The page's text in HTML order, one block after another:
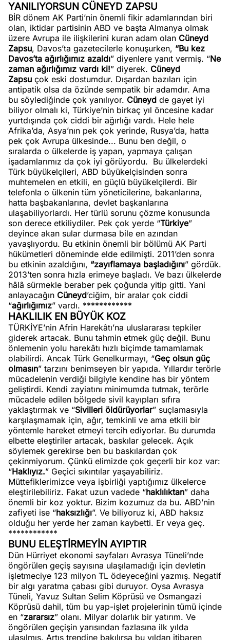
YANILIYORSUN CÜNEYD ZAPSU
BİR dönem AK Parti’nin önemli fikir adamlarından biri
olan, iktidar partisinin ABD ve başta Almanya olmak
üzere Avrupa ile ilişkilerini kuran adam olan Cüneyd
Zapsu, Davos’ta gazetecilerle konuşurken, “Bu kez
Davos’ta ağırlığımız azaldı” diyenlere yanıt vermiş. “Ne
zaman ağırlığımız vardı ki!” diyerek. Cüneyd
Zapsu çok eski dostumdur. Dışardan bazıları için
antipatik olsa da özünde sempatik bir adamdır. Ama
bu söylediğinde çok yanılıyor. Cüneyd de gayet iyi
biliyor olmalı ki, Türkiye’nin birkaç yıl öncesine kadar
yurtdışında çok ciddi bir ağırlığı vardı. Hele hele
Afrika’da, Asya’nın pek çok yerinde, Rusya’da, hatta
pek çok Avrupa ülkesinde... Bunu ben değil, o
sıralarda o ülkelerde iş yapan, yapmaya çalışan
işadamlarımız da çok iyi görüyordu. Bu ülkelerdeki
Türk büyükelçileri, ABD büyükelçisinden sonra
muhtemelen en etkili, en güçlü büyükelçilerdi. Bir
telefonla o ülkenin tüm yöneticilerine, bakanlarına,
hatta başbakanlarına, devlet başkanlarına
ulaşabiliyorlardı. Her türlü sorunu çözme konusunda
son derece etkiliydiler. Pek çok yerde “Türkiye”
deyince akan sular durmasa bile en azından
yavaşlıyordu. Bu etkinin önemli bir bölümü AK Parti
hükümetleri döneminde elde edilmişti. 2011’den sonra
bu etkinin azaldığını, “zayıflamaya başladığını” gördük.
2013’ten sonra hızla erimeye başladı. Ve bazı ülkelerde
hâlâ sürmekle beraber pek çoğunda yitip gitti. Yani
anlayacağın Cüneyd’ciğim, bir aralar çok ciddi
“ağırlığımız” vardı. ************
HAKLILIK EN BÜYÜK KOZ
TÜRKİYE’nin Afrin Harekâtı’na uluslararası tepkiler
giderek artacak. Bunu tahmin etmek güç değil. Bunu
önlemenin yolu harekâtı hızlı biçimde tamamlamak
olabilirdi. Ancak Türk Genelkurmayı, “Geç olsun güç
olmasın” tarzını benimseyen bir yapıda. Yıllardır terörle
mücadelenin verdiği bilgiyle kendine has bir yöntem
geliştirdi. Kendi zayiatını minimumda tutmak, terörle
mücadele edilen bölgede sivil kayıpları sıfıra
yaklaştırmak ve “Sivilleri öldürüyorlar” suçlamasıyla
karşılaşmamak için, ağır, temkinli ve ama etkili bir
yöntemle hareket etmeyi tercih ediyorlar. Bu durumda
elbette eleştiriler artacak, baskılar gelecek. Açık
söylemek gerekirse ben bu baskılardan çok
çekinmiyorum. Çünkü elimizde çok geçerli bir koz var:
“Haklıyız.” Geçici sıkıntılar yaşayabiliriz.
Müttefiklerimizce veya işbirliği yaptığımız ülkelerce
eleştirilebiliriz. Fakat uzun vadede “haklılıktan” daha
önemli bir koz yoktur. Bizim kozumuz da bu. ABD’nin
zafiyeti ise “haksızlığı”. Ve biliyoruz ki, ABD haksız
olduğu her yerde her zaman kaybetti. Er veya geç.
************
BUNU ELEŞTİRMEYİN AYIPTIR
Dün Hürriyet ekonomi sayfaları Avrasya Tüneli’nde
öngörülen geçiş sayısına ulaşılamadığı için devletin
işletmeciye 123 milyon TL ödeyeceğini yazmış. Negatif
bir algı yaratma çabası gibi duruyor. Oysa Avrasya
Tüneli, Yavuz Sultan Selim Köprüsü ve Osmangazi
Köprüsü dahil, tüm bu yap-işlet projelerinin tümü içinde
en “zararsız” olanı. Milyar dolarlık bir yatırım. Ve
öngörülen geçişin yarısından fazlasına ilk yılda
ulaşılmış. Artış trendine bakılırsa bu yıldan itibaren